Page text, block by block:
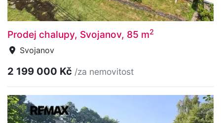
Prodej chalupy, Svojanov, 85 m2
Svojanov
2 199 000 Kč /za nemovitost